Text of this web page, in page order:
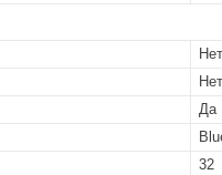
Нет
Нет
Да
32